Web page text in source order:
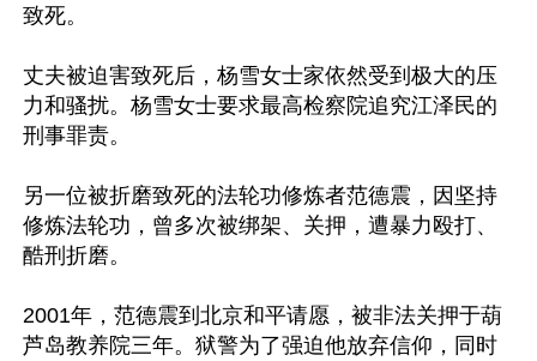
致死。
丈夫被迫害致死后，杨雪女士家依然受到极大的压
力和骚扰。杨雪女士要求最高检察院追究江泽民的
刑事罪责。
另一位被折磨致死的法轮功修炼者范德震，因坚持
修炼法轮功，曾多次被绑架、关押，遭暴力殴打、
酷刑折磨。
2001年，范德震到北京和平请愿，被非法关押于葫
芦岛教养院三年。狱警为了强迫他放弃信仰，同时